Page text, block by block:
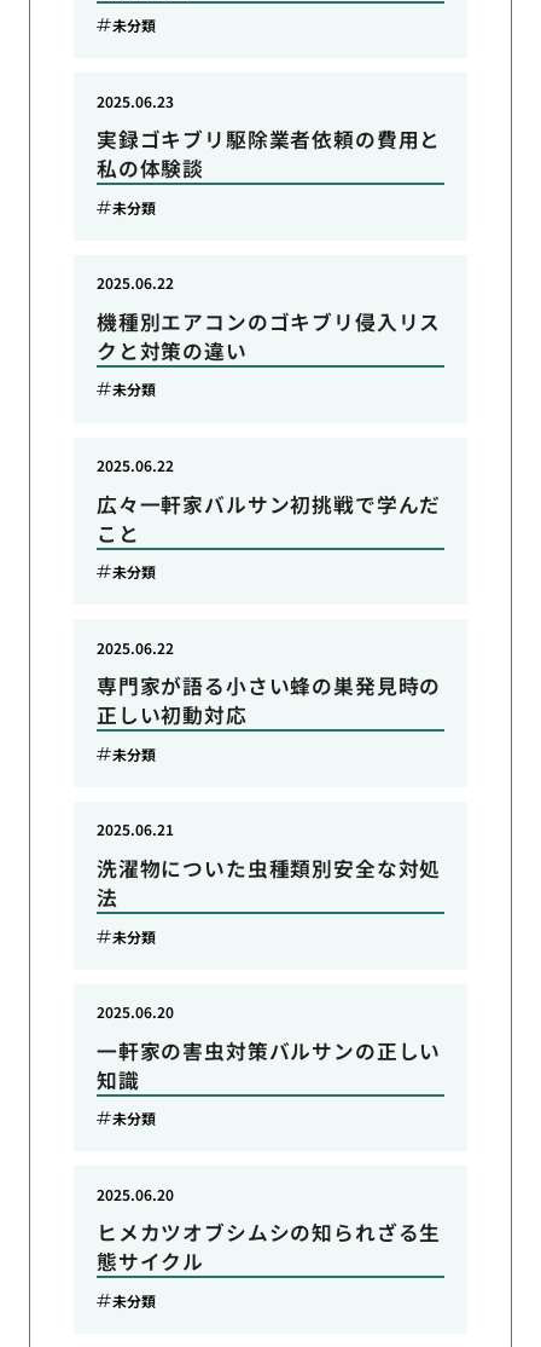
未分類
実録ゴキブリ駆除業者依頼の費用と
私の体験談
2025.06.23
未分類
機種別エアコンのゴキブリ侵入リス
クと対策の違い
2025.06.22
未分類
広々一軒家バルサン初挑戦で学んだ
こと
2025.06.22
未分類
専門家が語る小さい蜂の巣発見時の
正しい初動対応
2025.06.22
未分類
洗濯物についた虫種類別安全な対処
法
2025.06.21
未分類
一軒家の害虫対策バルサンの正しい
知識
2025.06.20
未分類
ヒメカツオブシムシの知られざる生
態サイクル
2025.06.20
未分類